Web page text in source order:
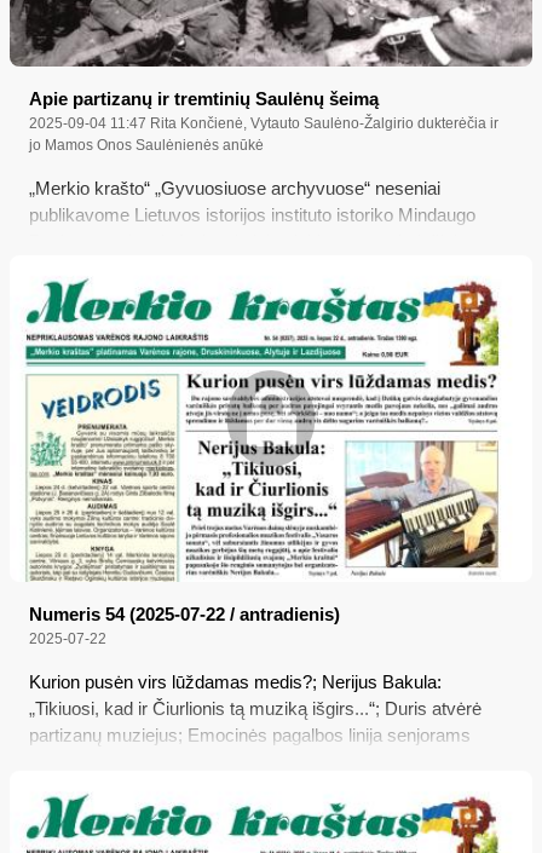
Apie partizanų ir tremtinių Saulėnų šeimą
2025-09-04 11:47 Rita Končienė, Vytauto Saulėno-Žalgirio dukterėčia ir
jo Mamos Onos Saulėnienės anūkė
„Merkio krašto“ „Gyvuosiuose archyvuose“ neseniai
publikavome Lietuvos istorijos instituto istoriko Mindaugo
partizanas Vytautas Saulėnas-Žalgiris iš Dargužių kaimo,
žuvęs 1950 metais. Šį straipsnį publikuoti kartu su pora
nuotraukų į redakciją atnešė V. Saulėno-Žalgirio giminaitis
varėniškis Stasys Saulėnas, o kita giminaitė vilniškė Rita
Končienė raštu plačiau papasakojo apie šio partizano šeimą.
Štai tas pasakojimas...
Numeris 54 (2025-07-22 / antradienis)
2025-07-22
Kurion pusėn virs lūždamas medis?; Nerijus Bakula:
„Tikiuosi, kad ir Čiurlionis tą muziką išgirs...“; Duris atvėrė
partizanų muziejus; Emocinės pagalbos linija senjorams